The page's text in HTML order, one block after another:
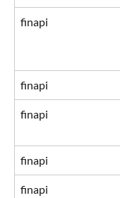
finapi
finapi
finapi
finapi
finapi